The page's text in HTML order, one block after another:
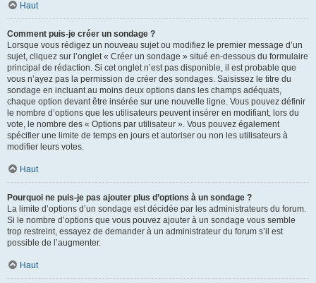
Haut
Comment puis-je créer un sondage ?
Lorsque vous rédigez un nouveau sujet ou modifiez le premier message d’un
sujet, cliquez sur l’onglet « Créer un sondage » situé en-dessous du formulaire
principal de rédaction. Si cet onglet n’est pas disponible, il est probable que
vous n’ayez pas la permission de créer des sondages. Saisissez le titre du
sondage en incluant au moins deux options dans les champs adéquats,
chaque option devant être insérée sur une nouvelle ligne. Vous pouvez définir
le nombre d’options que les utilisateurs peuvent insérer en modifiant, lors du
vote, le nombre des « Options par utilisateur ». Vous pouvez également
spécifier une limite de temps en jours et autoriser ou non les utilisateurs à
modifier leurs votes.
Haut
Pourquoi ne puis-je pas ajouter plus d’options à un sondage ?
La limite d’options d’un sondage est décidée par les administrateurs du forum.
Si le nombre d’options que vous pouvez ajouter à un sondage vous semble
trop restreint, essayez de demander à un administrateur du forum s’il est
possible de l’augmenter.
Haut